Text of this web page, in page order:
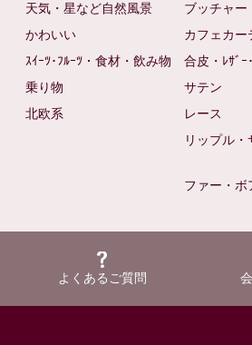
天気・星など自然風景
かわいい
ｽｲｰﾂ･ﾌﾙｰﾂ・食材・飲み物
乗り物
北欧系
ブッチャー
カフェカー
合皮・ﾚｻﾞｰ
サテン
レース
リップル・
ファー・ボ
よくあるご質問